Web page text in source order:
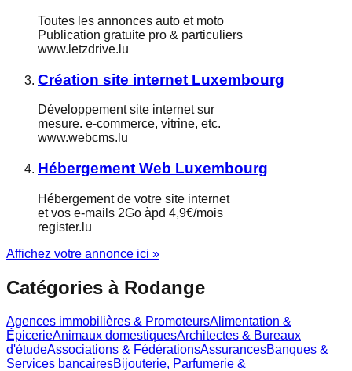
Toutes les annonces auto et moto
Publication gratuite pro & particuliers
www.letzdrive.lu
Création site internet Luxembourg
Développement site internet sur
mesure. e-commerce, vitrine, etc.
www.webcms.lu
Hébergement Web Luxembourg
Hébergement de votre site internet
et vos e-mails 2Go àpd 4,9€/mois
register.lu
Affichez votre annonce ici »
Catégories à Rodange
Agences immobilières & PromoteursAlimentation &
ÉpicerieAnimaux domestiquesArchitectes & Bureaux
d'étudeAssociations & FédérationsAssurancesBanques &
Services bancairesBijouterie, Parfumerie &